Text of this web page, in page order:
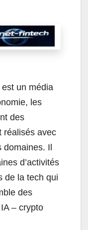
un média
les
des
réalisés avec
Il
d’activités
de la tech qui
des
– crypto